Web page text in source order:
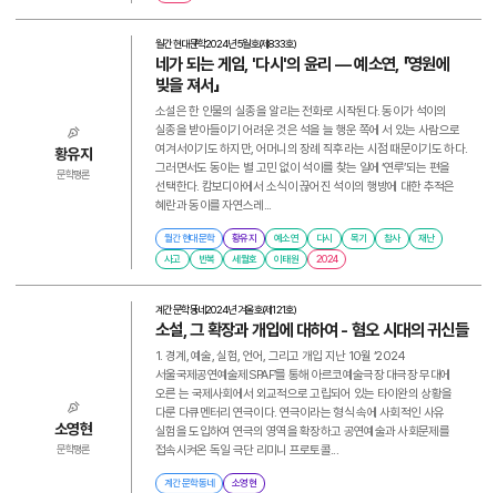
황유지
문학평론
월간 현대문학2024년 5월호(제833호)
네가 되는 게임, '다시'의 윤리 ― 예소연, 「영원에
빚을 져서」
소설은 한 인물의 실종을 알리는 전화로 시작된다. 동이가 석이의
실종을 받아들이기 어려운 것은 석을 늘 행운 쪽에 서 있는 사람으로
여겨서이기도 하지만, 어머니의 장례 직후라는 시점 때문이기도 하다.
그러면서도 동이는 별 고민 없이 석이를 찾는 일에 ‘연루’되는 편을
선택한다. 캄보디아에서 소식이 끊어진 석이의 행방에 대한 추적은
혜란과 동이를 자연스레...
월간 현대문학 황유지 예소연 다시 목기 참사
재난
사고
반복 세월호 이태원 2024
소영현
문학평론
계간 문학동네2024년 겨울호(제121호)
소설, 그 확장과 개입에 대하여 - 혐오 시대의 귀신들
1. 경계, 예술, 실험, 언어, 그리고 개입 지난 10월 ‘2024
서울국제공연예술제SPAF’를 통해 아르코예술극장 대극장 무대에
오른 는 국제사회에서 외교적으로 고립되어 있는 타이완의 상황을
다룬 다큐멘터리 연극이다. 연극이라는 형식 속에 사회적인 사유
실험을 도입하여 연극의 영역을 확장하고 공연예술과 사회문제를
접속시켜온 독일 극단 리미니 프로토콜...
계간 문학동네
소영현